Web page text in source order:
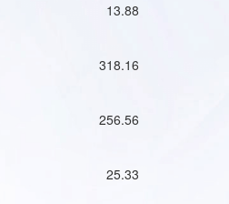
13.88
318.16
256.56
25.33